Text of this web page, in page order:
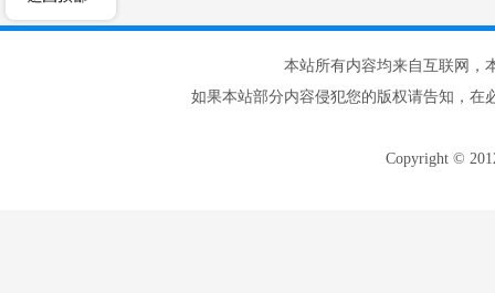
本站所有内容均来自互联网，
如果本站部分内容侵犯您的版权请告知，在
Copyright ©